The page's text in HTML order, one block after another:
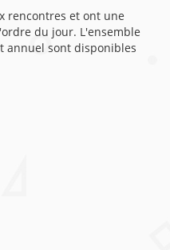
rencontres et ont une
du jour. L'ensemble
annuel sont disponibles